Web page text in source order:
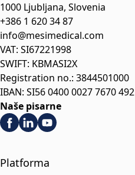
1000 Ljubljana, Slovenia
+386 1 620 34 87
info@mesimedical.com
VAT: SI67221998
SWIFT: KBMASI2X
Registration no.: 3844501000
IBAN: SI56 0400 0027 7670 492
Naše pisarne
Platforma